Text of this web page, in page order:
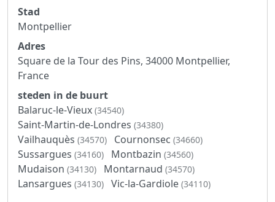
Stad
Montpellier
Adres
Square de la Tour des Pins, 34000 Montpellier,
France
steden in de buurt
Balaruc-le-Vieux (34540)
Saint-Martin-de-Londres (34380)
Vailhauquès (34570) Cournonsec (34660)
Sussargues (34160) Montbazin (34560)
Mudaison (34130) Montarnaud (34570)
Lansargues (34130) Vic-la-Gardiole (34110)